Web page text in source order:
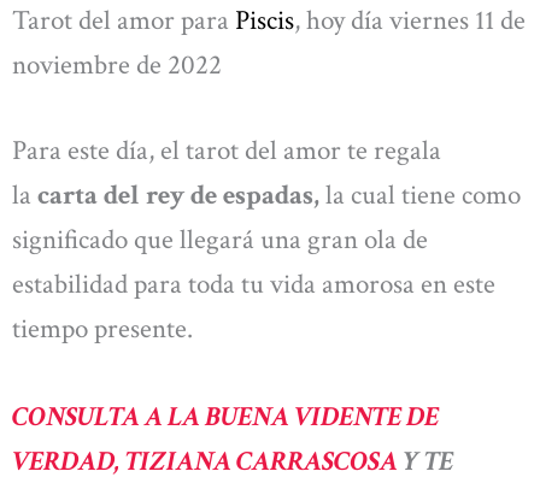
Tarot del amor para Piscis, hoy día viernes 11 de
noviembre de 2022
Para este día, el tarot del amor te regala
la carta del rey de espadas,la cual tiene como
significado que llegará una gran ola de
estabilidad para toda tu vida amorosa en este
tiempo presente.
CONSULTA A LA BUENA VIDENTE DE
VERDAD, TIZIANA CARRASCOSA Y TE